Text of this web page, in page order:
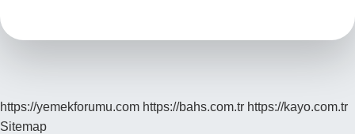
https://yemekforumu.com https://bahs.com.tr https://kayo.com.tr
Sitemap